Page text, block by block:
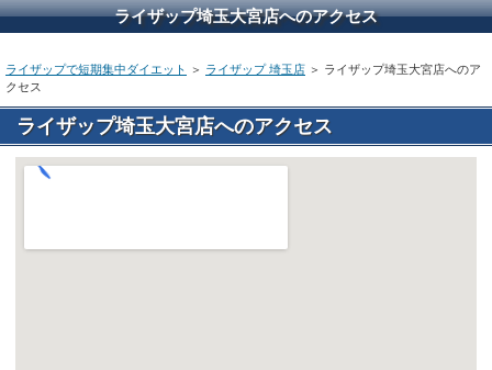
ライザップ埼玉大宮店へのアクセス
ライザップで短期集中ダイエット ＞ ライザップ 埼玉店 ＞ ライザップ埼玉大宮店へのア
クセス
ライザップ埼玉大宮店へのアクセス